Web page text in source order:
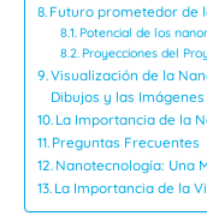
Futuro prometedor de
Potencial de los
Proyecciones del
Visualización de la
Dibujos y las Imágenes
La Importancia de la
Preguntas Frecuentes
Nanotecnología: Una
La Importancia de la